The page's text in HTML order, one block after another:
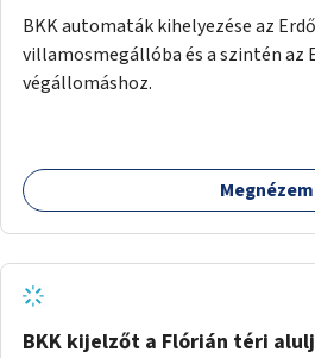
BKK automaták kihelyezése az
villamosmegállóba és a szintén az
végállomáshoz.
Megnézem
BKK kijelzőt a Flórián téri